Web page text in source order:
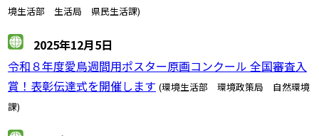
境生活部 生活局 県民生活課)
2025年12月5日
令和８年度愛鳥週間用ポスター原画コンクール 全国審査入
賞！表彰伝達式を開催します (環境生活部 環境政策局 自然環境
課)